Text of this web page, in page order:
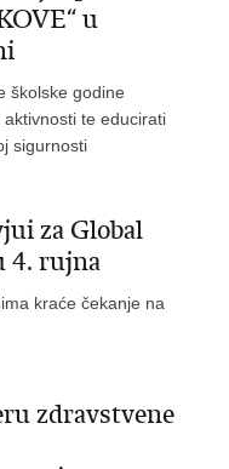
u
školske godine
te educirati
sigurnosti
za Global
4. rujna
kraće čekanje na
zdravstvene